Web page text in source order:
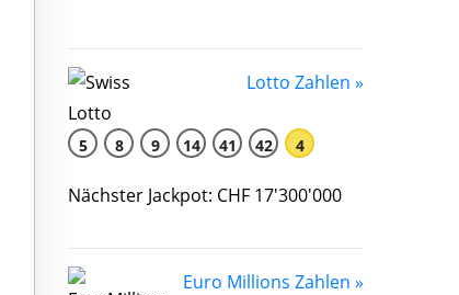
Lotto Zahlen »
5 8 9 14 41 42 4
Nächster Jackpot: CHF 17'300'000
Euro Millions Zahlen »